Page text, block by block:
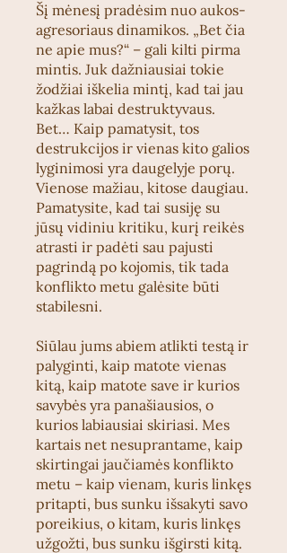
Šį mėnesį pradėsim nuo aukos-
agresoriaus dinamikos. „Bet čia
ne apie mus?“ – gali kilti pirma
mintis. Juk dažniausiai tokie
žodžiai iškelia mintį, kad tai jau
kažkas labai destruktyvaus.
Bet… Kaip pamatysit, tos
destrukcijos ir vienas kito galios
lyginimosi yra daugelyje porų.
Vienose mažiau, kitose daugiau.
Pamatysite, kad tai susiję su
jūsų vidiniu kritiku, kurį reikės
atrasti ir padėti sau pajusti
pagrindą po kojomis, tik tada
konflikto metu galėsite būti
stabilesni.
Siūlau jums abiem atlikti testą ir
palyginti, kaip matote vienas
kitą, kaip matote save ir kurios
savybės yra panašiausios, o
kurios labiausiai skiriasi. Mes
kartais net nesuprantame, kaip
skirtingai jaučiamės konflikto
metu – kaip vienam, kuris linkęs
pritapti, bus sunku išsakyti savo
poreikius, o kitam, kuris linkęs
užgožti, bus sunku išgirsti kitą.